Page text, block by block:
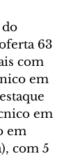
do
63
com
em
em
em
com 5